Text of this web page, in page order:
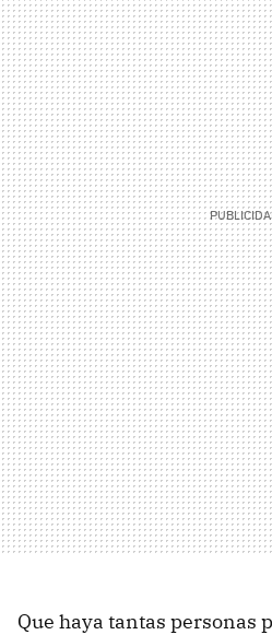
Que haya tantas personas